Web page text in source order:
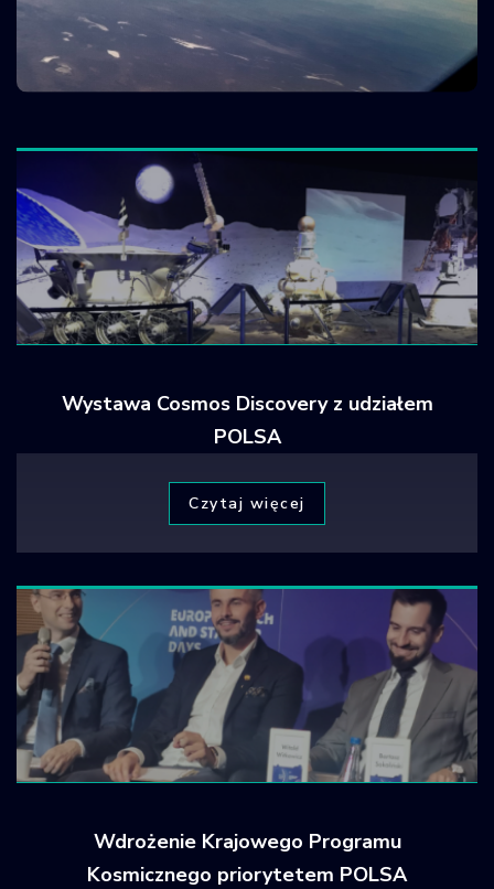
Polska w
kosmosie
Obiektów
Kosmicznych
Wystawa Cosmos Discovery z udziałem
POLSA
Czytaj więcej
Wdrożenie Krajowego Programu
Kosmicznego priorytetem POLSA